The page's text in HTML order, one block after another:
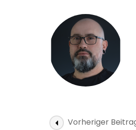
Vorheriger